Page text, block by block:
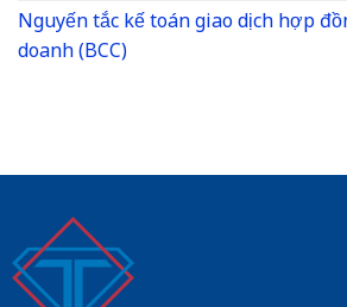
Nguyến tắc kế toán giao dịch hợp
doanh (BCC)